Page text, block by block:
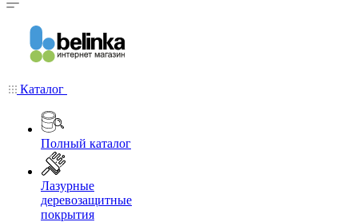
Каталог
Полный каталог
Лазурные
деревозащитные
покрытия